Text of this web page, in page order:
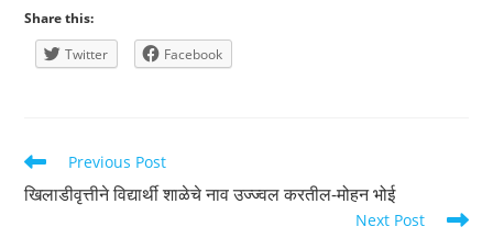
Share this:
Twitter
Facebook
Read
more
articles
Previous Post
खिलाडीवृत्तीने विद्यार्थी शाळेचे नाव उज्ज्वल करतील-मोहन भोई
Next Post